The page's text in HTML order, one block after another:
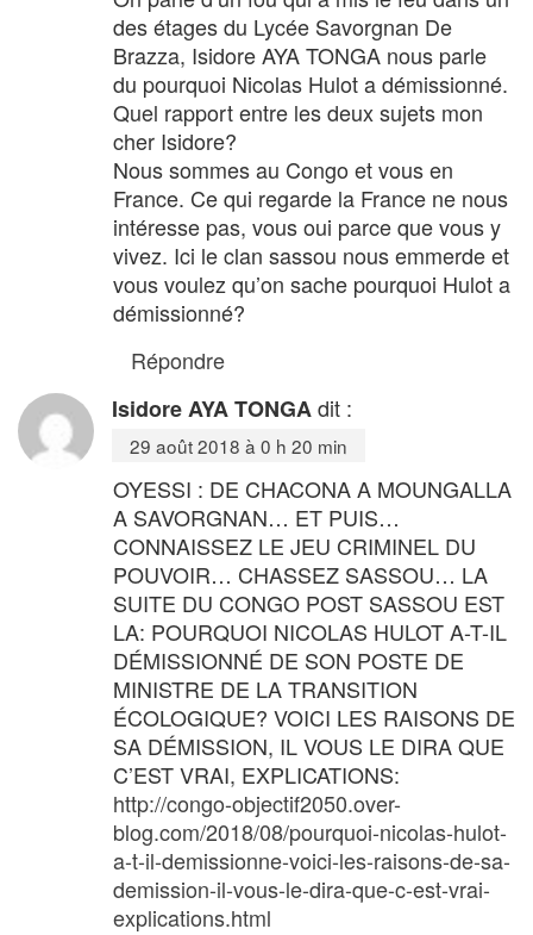
des étages du Lycée Savorgnan De
Brazza, Isidore AYA TONGA nous parle
du pourquoi Nicolas Hulot a démissionné.
Quel rapport entre les deux sujets mon
cher Isidore?
Nous sommes au Congo et vous en
France. Ce qui regarde la France ne nous
intéresse pas, vous oui parce que vous y
vivez. Ici le clan sassou nous emmerde et
vous voulez qu’on sache pourquoi Hulot a
démissionné?
Répondre
Isidore AYA TONGAdit :
29 août 2018 à 0 h 20 min
OYESSI : DE CHACONA A MOUNGALLA
A SAVORGNAN… ET PUIS…
CONNAISSEZ LE JEU CRIMINEL DU
POUVOIR… CHASSEZ SASSOU… LA
SUITE DU CONGO POST SASSOU EST
LA: POURQUOI NICOLAS HULOT A-T-IL
DÉMISSIONNÉ DE SON POSTE DE
MINISTRE DE LA TRANSITION
ÉCOLOGIQUE? VOICI LES RAISONS DE
SA DÉMISSION, IL VOUS LE DIRA QUE
C’EST VRAI, EXPLICATIONS:
http://congo-objectif2050.over-
blog.com/2018/08/pourquoi-nicolas-hulot-
a-t-il-demissionne-voici-les-raisons-de-sa-
demission-il-vous-le-dira-que-c-est-vrai-
explications.html